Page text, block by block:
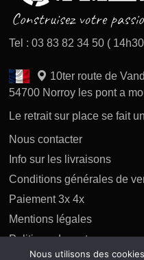
Tel : 03 83 82 34 50 (
10ter route de
54700 Norroy les pont a
Le retrait sur place se fait
Nous contacter
Info sur les livraisons
Conditions générales de
Paiement 3x 4x
Mentions légales
Politique des retours
Nous utilisons des